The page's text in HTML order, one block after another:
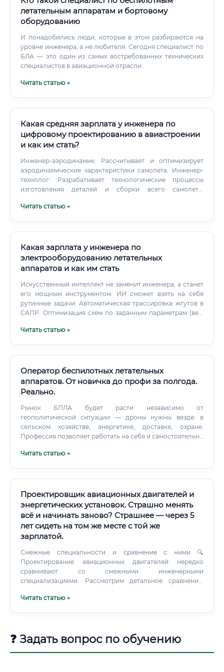
самолетам, ракетам и БПЛА; конкурсы и хакатоны по
авиамоделизму и ракетомоделизму; собственные
проекты: от моделирования в CAD до участия в
испытаниях.
летательным аппаратам и бортовому
оборудованию
И понадобились люди, которые в этом разбираются на
уровне инженера, а не любителя. Сегодня специалист по
БЛА — это один из самых востребованных технических
специалистов в авиационной отрасли.
Читать статью →
Какая средняя зарплата у инженера по
цифровому проектированию в авиастроении
и как им стать?
Инженер-аэродинамик: Рассчитывает и оптимизирует
аэродинамические характеристики самолета. Инженер-
технолог: Разрабатывает технологические процессы
изготовления деталей и сборки всего самолета.
настраивает систему, в которой работают все
Читать статью →
Какая зарплата у инженера по
электрооборудованию летательных
аппаратов и как им стать
Искусственный интеллект не заменит инженера, а станет
его мощным инструментом. ИИ сможет взять на себя
рутинные задачи: Автоматическая трассировка жгутов в
САПР. Оптимизация схем по заданным параметрам (вес,
Читать статью →
Оператор беспилотных летательных
аппаратов. От новичка до профи за полгода.
Реально.
Рынок БПЛА будет расти независимо от
геополитической ситуации — дроны нужны везде: в
сельском хозяйстве, энергетике, доставке, охране.
Профессия позволяет работать на себя и самостоятельно
Читать статью →
Проектировщик авиационных двигателей и
энергетических установок. Страшно менять
всё и начинать заново? Страшнее — через 5
лет сидеть на том же месте с той же
зарплатой.
Смежные специальности и сравнение с ними 🔍
Проектирование авиационных двигателей нередко
сравнивают со смежными инженерными
специализациями. Рассмотрим детальное сравнение:
экспертизы — специалистов по авиадвигателям единицы,
✅ Надбавки и льготы — работники оборонных
предприятий получают доплаты, социальные пакеты,
Читать статью →
❓ Задать вопрос по обучению